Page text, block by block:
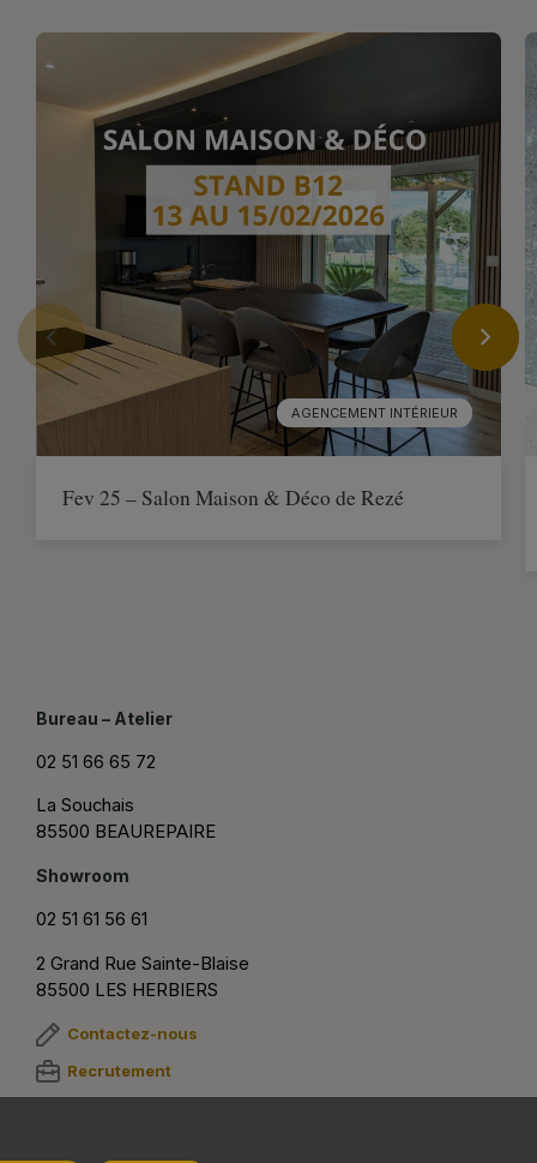
AGENCEMENT INTÉRIEUR
Fev 25 – Salon Maison & Déco de Rezé
Bureau – Atelier
02 51 66 65 72
La Souchais
85500 BEAUREPAIRE
Showroom
02 51 61 56 61
2 Grand Rue Sainte-Blaise
85500 LES HERBIERS
Contactez-nous
Recrutement